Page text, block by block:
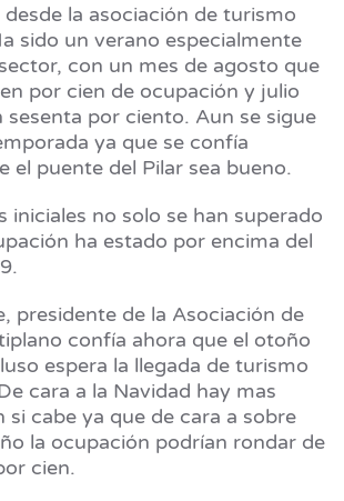
desde la asociación de turismo
sido un verano especialmente
con un mes de agosto que
por cien de ocupación y julio
sesenta por ciento. Aun se sigue
ya que se confía
el puente del Pilar sea bueno.
iniciales no solo se han superado
ha estado por encima del
presidente de la Asociación de
confía ahora que el otoño
espera la llegada de turismo
cara a la Navidad hay mas
si cabe ya que de cara a sobre
la ocupación podrían rondar de
cien.